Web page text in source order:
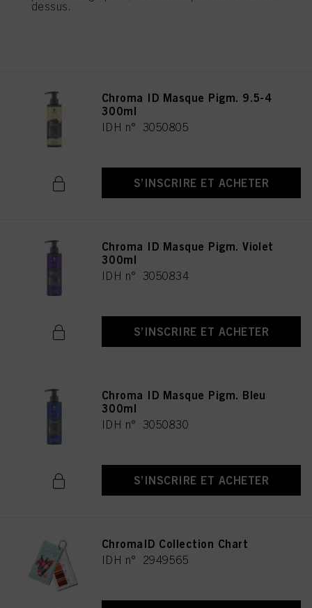
Chroma ID Masque Pigm. 9.5-4
300ml
IDH n° 3050805
S’INSCRIRE ET ACHETER
Chroma ID Masque Pigm. Violet
300ml
IDH n° 3050834
S’INSCRIRE ET ACHETER
Chroma ID Masque Pigm. Bleu
300ml
IDH n° 3050830
S’INSCRIRE ET ACHETER
ChromaID Collection Chart
IDH n° 2949565
dessus.